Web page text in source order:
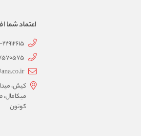
اعتماد شما
22912615
کیش،
کوتون